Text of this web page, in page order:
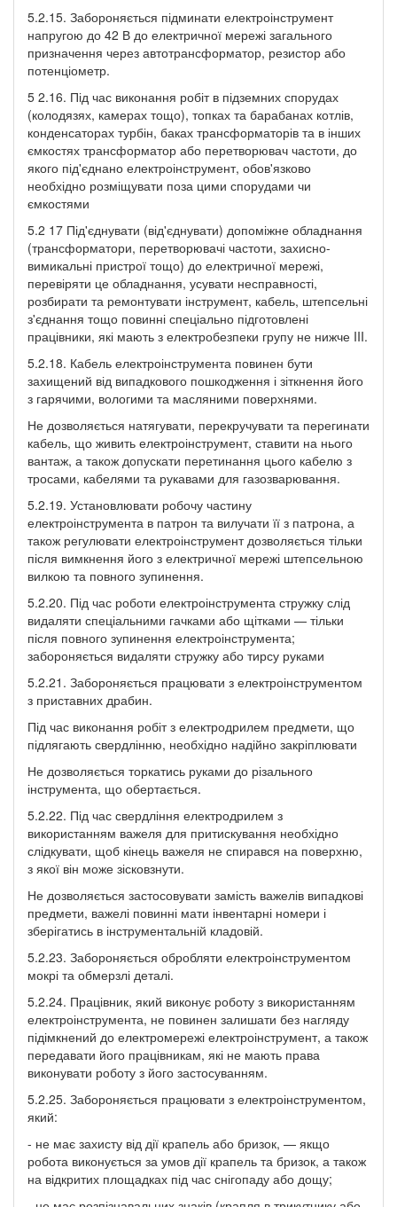
5.2.15. Забороняється підминати електроінструмент
напругою до 42 В до електричної мережі загального
призначення через автотрансформатор, резистор або
потенціометр.
5 2.16. Під час виконання робіт в підземних спорудах
(колодязях, камерах тощо), топках та барабанах котлів,
конденсаторах турбін, баках трансформаторів та в інших
ємкостях трансформатор або перетворювач частоти, до
якого під'єднано електроінструмент, обов'язково
необхідно розміщувати поза цими спорудами чи
ємкостями
5.2 17 Під'єднувати (від'єднувати) допоміжне обладнання
(трансформатори, перетворювачі частоти, захисно-
вимикальні пристрої тощо) до електричної мережі,
перевіряти це обладнання, усувати несправності,
розбирати та ремонтувати інструмент, кабель, штепсельні
з'єднання тощо повинні спеціально підготовлені
працівники, які мають з електробезпеки групу не нижче III.
5.2.18. Кабель електроінструмента повинен бути
захищений від випадкового пошкодження і зіткнення його
з гарячими, вологими та масляними поверхнями.
Не дозволяється натягувати, перекручувати та перегинати
кабель, що живить електроінструмент, ставити на нього
вантаж, а також допускати перетинання цього кабелю з
тросами, кабелями та рукавами для газозварювання.
5.2.19. Установлювати робочу частину
електроінструмента в патрон та вилучати її з патрона, а
також регулювати електроінструмент дозволяється тільки
після вимкнення його з електричної мережі штепсельною
вилкою та повного зупинення.
5.2.20. Під час роботи електроінструмента стружку слід
видаляти спеціальними гачками або щітками — тільки
після повного зупинення електроінструмента;
забороняється видаляти стружку або тирсу руками
5.2.21. Забороняється працювати з електроінструментом
з приставних драбин.
Під час виконання робіт з електродрилем предмети, що
підлягають свердлінню, необхідно надійно закріплювати
Не дозволяється торкатись руками до різального
інструмента, що обертається.
5.2.22. Під час свердління електродрилем з
використанням важеля для притискування необхідно
слідкувати, щоб кінець важеля не спирався на поверхню,
з якої він може зісковзнути.
Не дозволяється застосовувати замість важелів випадкові
предмети, важелі повинні мати інвентарні номери і
зберігатись в інструментальній кладовій.
5.2.23. Забороняється обробляти електроінструментом
мокрі та обмерзлі деталі.
5.2.24. Працівник, який виконує роботу з використанням
електроінструмента, не повинен залишати без нагляду
підімкнений до електромережі електроінструмент, а також
передавати його працівникам, які не мають права
виконувати роботу з його застосуванням.
5.2.25. Забороняється працювати з електроінструментом,
який:
- не має захисту від дії крапель або бризок, — якщо
робота виконується за умов дії крапель та бризок, а також
на відкритих площадках під час снігопаду або дощу;